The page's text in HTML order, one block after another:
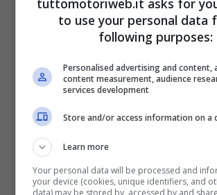
pilota. Così la seconda guida
compensare e questo alla fine
Perché Verstappen
somiglia a
Valentino Rossi
to use your personal data
following purposes:
Personalised advertising and content,
content measurement, audience
services development
Store and/or access information on a
Learn more
Your personal data will be processed and
your device (cookies, unique identifiers, and
data) may be stored by, accessed by and